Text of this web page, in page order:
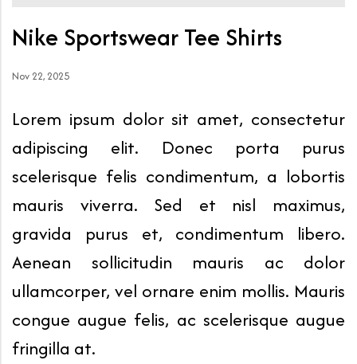
Nike Sportswear Tee Shirts
Nov 22, 2025
Lorem ipsum dolor sit amet, consectetur
adipiscing elit. Donec porta purus
scelerisque felis condimentum, a lobortis
mauris viverra. Sed et nisl maximus,
gravida purus et, condimentum libero.
Aenean sollicitudin mauris ac dolor
ullamcorper, vel ornare enim mollis. Mauris
congue augue felis, ac scelerisque augue
fringilla at.